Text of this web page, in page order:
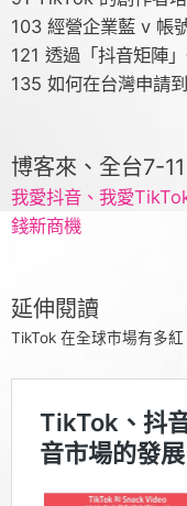
103 經營企業藍 v 帳
121 透過「抖音矩陣
135 如何在台灣申請
博客來、全台7-
我愛抖音、我愛
錢新商機
延伸閱讀
TikTok 在全球市場有多紅